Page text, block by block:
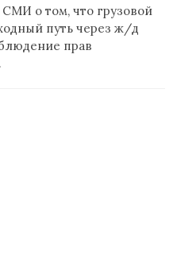
о том, что грузовой
путь через ж/д
прав